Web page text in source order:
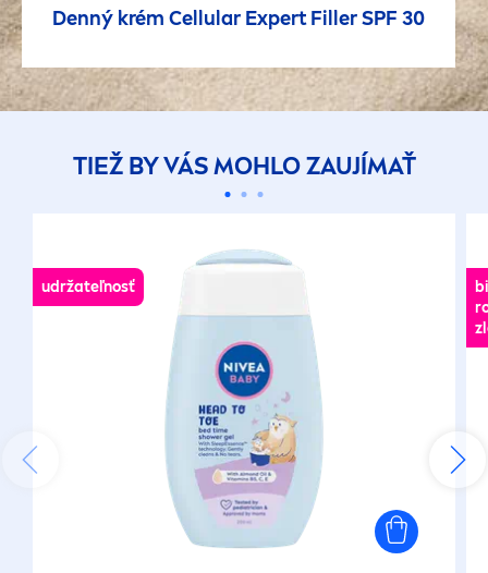
Denný krém Cellular ExpertFillerSPF 30
TIEŽ BY VÁS MOHLO ZAUJÍMAŤ
udržateľnosť